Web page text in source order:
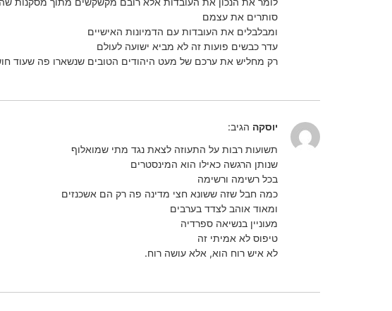
סותרים את עצמם
ומבלבלים את העובדות עם הדמיונות האישיים
עדר כבשים פועות זה לא מביא ישועה לעולם
רק מחליש את ערכם של מעט היהודים הטובים שנשארו פה שעוד
יוסקה הגיב:
תשועות רבות על התעוזה לצאת נגד מתי שמואלוף
שנותן הרגשה כאילו הוא המינסטרים
בכל רשימה ורשימה
כמה חבל שזה ששונא חצי מדינה פה רק הם אשכנזים
ומאוד אוהב לצדד בערבים
מעוניין בנשיאה ספרדיה
טיפוס לא אמיתי זה
לא איש רוח הוא, אלא עושה רוח.